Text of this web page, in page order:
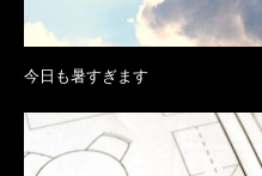
今日も暑すぎます